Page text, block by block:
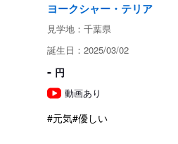
ヨークシャー・テリア
見学地：千葉県
誕生日：2025/03/02
- 円
動画あり
#元気#優しい